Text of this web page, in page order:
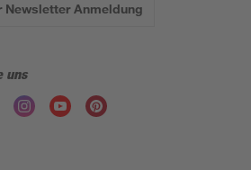
Newsletter Anmeldung
uns